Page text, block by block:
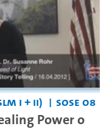
I + II) SoSe 08
Power o